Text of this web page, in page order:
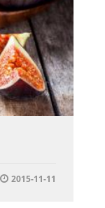
2015-11-11